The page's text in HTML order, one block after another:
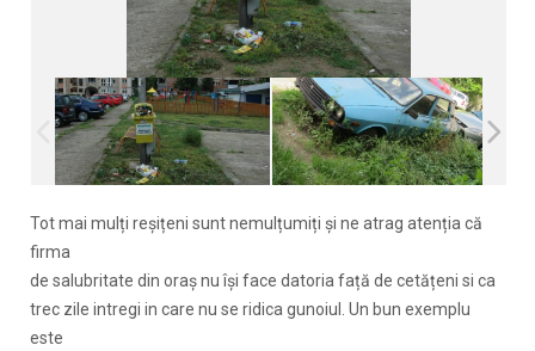
Tot mai mulți reșițeni sunt nemulțumiți și ne atrag atenția că
firma
de salubritate din oraș nu își face datoria față de cetățeni si ca
trec zile intregi in care nu se ridica gunoiul. Un bun exemplu
este